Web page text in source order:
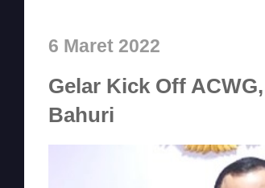
6 Maret 2022
Gelar Kick Off
Bahuri